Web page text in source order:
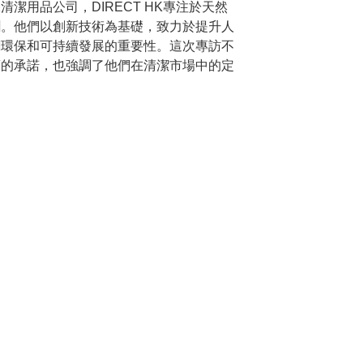
潔用品公司，DIRECT HK專注於天然
他們以創新技術為基礎，致力於提升人
保和可持續發展的重要性。這次專訪不
承諾，也強調了他們在清潔市場中的定